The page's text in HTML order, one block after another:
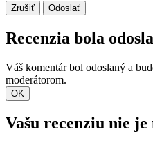
Zrušiť Odoslať
Recenzia bola
Váš komentár bol odoslaný a
moderátorom.
OK
Vašu recenziu nie